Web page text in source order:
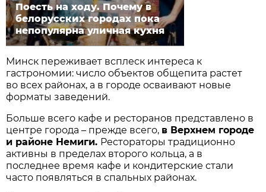
Поесть на ходу. Почему в
белорусских городах пока
непопулярна уличная кухня
Минск переживает всплеск интереса к
гастрономии: число объектов общепита растет
во всех районах, а в городе осваивают новые
форматы заведений.
Больше всего кафе и ресторанов представлено в
центре города – прежде всего, в Верхнем городе
и районе Немиги. Рестораторы традиционно
активны в пределах второго кольца, а в
последнее время кафе и кондитерские стали
часто появляться в спальных районах.